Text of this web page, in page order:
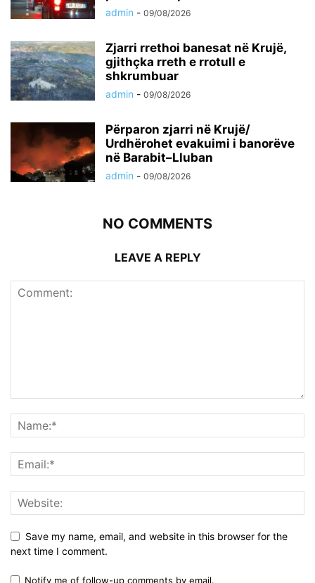
admin - 09/08/2026
Zjarri rrethoi banesat në Krujë,
gjithçka rreth e rrotull e
shkrumbuar
admin - 09/08/2026
Përparon zjarri në Krujë/
Urdhërohet evakuimi i banorëve
në Barabit–Lluban
admin - 09/08/2026
NO COMMENTS
LEAVE A REPLY
Save my name, email, and website in this browser for the
next time I comment.
Notify me of follow-up comments by email.